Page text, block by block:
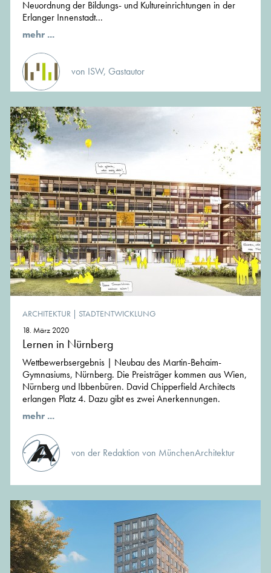
Neuordnung der Bildungs- und Kultureinrichtungen in der
Erlanger Innenstadt...
mehr ...
von ISW, Gastautor
ARCHITEKTUR | STADTENTWICKLUNG
18. März 2020
Lernen in Nürnberg
Wettbewerbsergebnis | Neubau des Martin-Behaim-
Gymnasiums, Nürnberg. Die Preisträger kommen aus Wien,
Nürnberg und Ibbenbüren. David Chipperfield Architects
erlangen Platz 4. Dazu gibt es zwei Anerkennungen.
mehr ...
von der Redaktion von MünchenArchitektur